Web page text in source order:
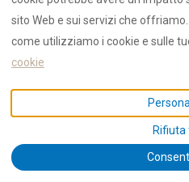
🔍 Cerca & Prenota
🏡 Ville
sito Web e sui servizi che
come utilizziamo i cookie e sulle
cookie